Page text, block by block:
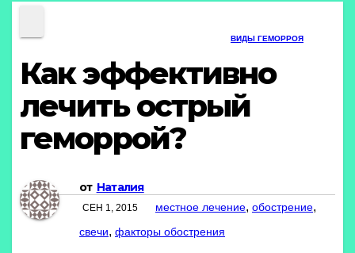
ВИДЫ ГЕМОРРОЯ
Как эффективно
лечить острый
геморрой?
от Наталия
СЕН 1, 2015 местное лечение, обострение,
свечи, факторы обострения